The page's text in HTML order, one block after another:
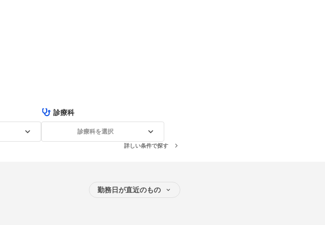
診療科
診療科を選択
詳しい条件で探す
勤務日が直近のもの